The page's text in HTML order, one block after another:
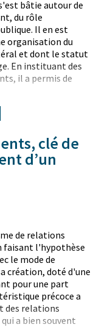
bâtie autour de
du rôle
Il en est
organisation du
et dont le statut
En instituant des
il a permis de
clé de
d’un
de relations
faisant l'hypothèse
le mode de
création, doté d'une
pour une part
précoce a
des relations
a bien souvent